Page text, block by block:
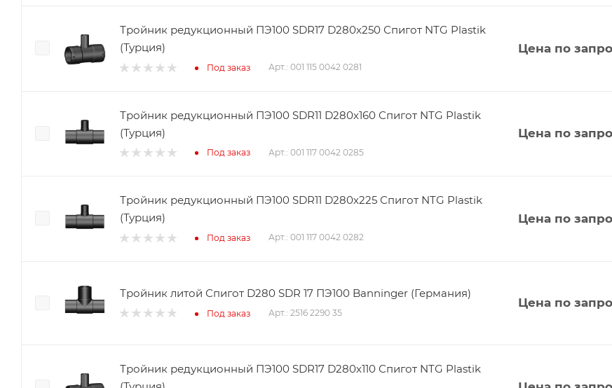
Тройник редукционный ПЭ100 SDR17 D280х250 Спигот NTG Plastik
(Турция)
Под заказ Арт.: 001 115 0042 0281
Цена по
Тройник редукционный ПЭ100 SDR11 D280х160 Спигот NTG Plastik
(Турция)
Под заказ Арт.: 001 117 0042 0285
Цена по
Тройник редукционный ПЭ100 SDR11 D280х225 Спигот NTG Plastik
(Турция)
Под заказ Арт.: 001 117 0042 0282
Цена по
Тройник литой Спигот D280 SDR 17 ПЭ100 Banninger (Германия)
Под заказ Арт.: 2516 2290 35
Цена по
Тройник редукционный ПЭ100 SDR17 D280х110 Спигот NTG Plastik